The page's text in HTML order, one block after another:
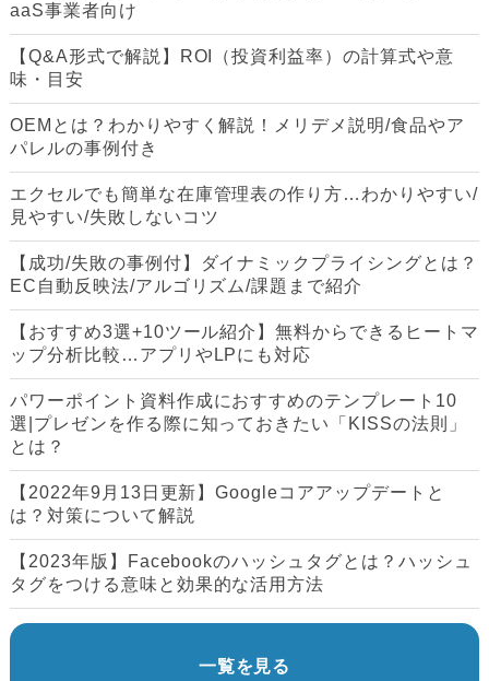
aaS事業者向け
【Q&A形式で解説】ROI（投資利益率）の計算式や意
味・目安
OEMとは？わかりやすく解説！メリデメ説明/食品やア
パレルの事例付き
エクセルでも簡単な在庫管理表の作り方…わかりやすい/
見やすい/失敗しないコツ
【成功/失敗の事例付】ダイナミックプライシングとは？
EC自動反映法/アルゴリズム/課題まで紹介
【おすすめ3選+10ツール紹介】無料からできるヒートマ
ップ分析比較…アプリやLPにも対応
パワーポイント資料作成におすすめのテンプレート10
選|プレゼンを作る際に知っておきたい「KISSの法則」
とは？
【2022年9月13日更新】Googleコアアップデートと
は？対策について解説
【2023年版】Facebookのハッシュタグとは？ハッシュ
タグをつける意味と効果的な活用方法
一覧を見る